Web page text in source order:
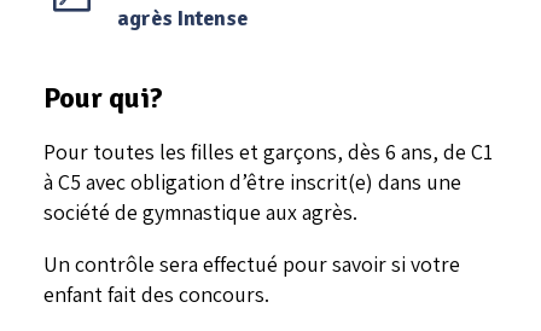
agrès Intense
Pour qui?
Pour toutes les filles et garçons, dès 6 ans, de C1
à C5 avec obligation d’être inscrit(e) dans une
société de gymnastique aux agrès.
Un contrôle sera effectué pour savoir si votre
enfant fait des concours.